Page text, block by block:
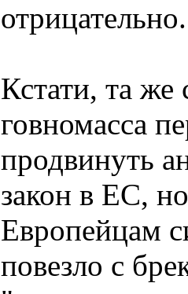
отрицательно.
Кстати, та же
говномасса
продвинуть
закон в ЕС,
Европейцам
повезло с